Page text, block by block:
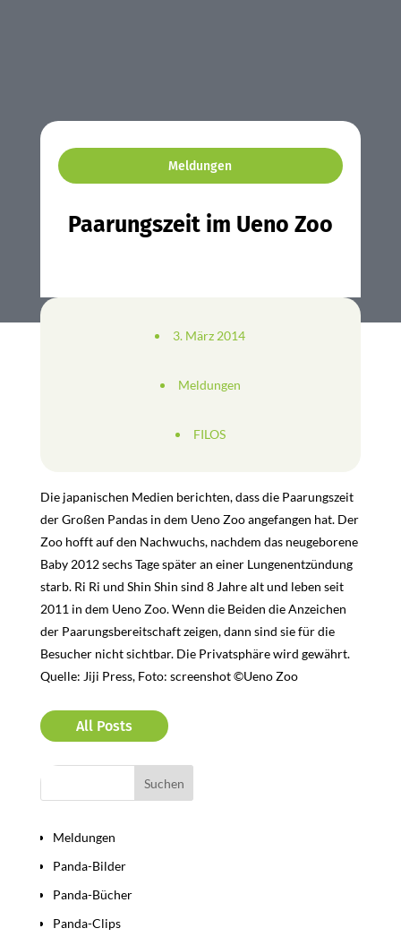
Meldungen
Paarungszeit im Ueno Zoo
3. März 2014
Meldungen
FILOS
Die japanischen Medien berichten, dass die Paarungszeit
der Großen Pandas in dem Ueno Zoo angefangen hat. Der
Zoo hofft auf den Nachwuchs, nachdem das neugeborene
Baby 2012 sechs Tage später an einer Lungenentzündung
starb. Ri Ri und Shin Shin sind 8 Jahre alt und leben seit
2011 in dem Ueno Zoo. Wenn die Beiden die Anzeichen
der Paarungsbereitschaft zeigen, dann sind sie für die
Besucher nicht sichtbar. Die Privatsphäre wird gewährt.
Quelle: Jiji Press, Foto: screenshot ©Ueno Zoo
All Posts
Meldungen
Panda-Bilder
Panda-Bücher
Panda-Clips